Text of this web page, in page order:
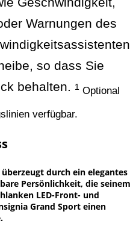
Warnungen des
so dass Sie
behalten. 1 Optional
verfügbar.
durch ein elegantes
Persönlichkeit, die seinem
LED-Front- und
Grand Sport einen